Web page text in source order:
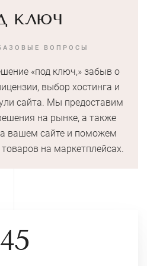
ключ
ВОПРОСЫ
«под ключ,» забыв о
выбор хостинга и
сайта. Мы предоставим
на рынке, а также
вашем сайте и поможем
на маркетплейсах.
45